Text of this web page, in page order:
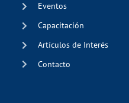
Eventos
Capacitación
Artículos de Interés
Contacto